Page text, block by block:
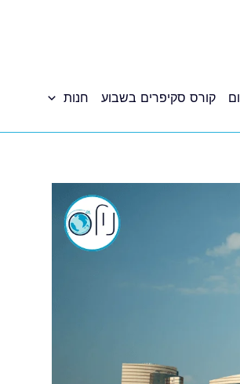
קורס סקיפרים בשבוע
חנות